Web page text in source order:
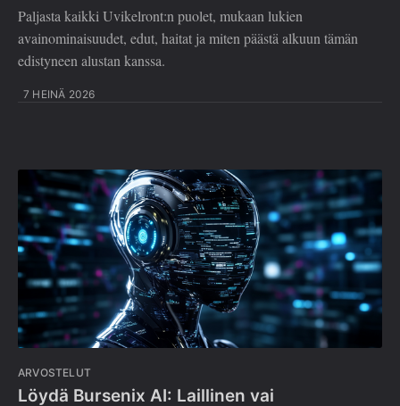
Paljasta kaikki Uvikelront:n puolet, mukaan lukien
avainominaisuudet, edut, haitat ja miten päästä alkuun tämän
edistyneen alustan kanssa.
7 HEINÄ 2026
ARVOSTELUT
Löydä Bursenix AI: Laillinen vai